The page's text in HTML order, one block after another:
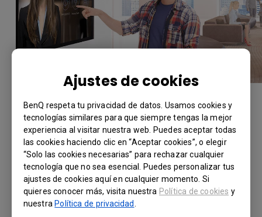
Ajustes de cookies
BenQ respeta tu privacidad de datos. Usamos cookies y
tecnologías similares para que siempre tengas la mejor
experiencia al visitar nuestra web. Puedes aceptar todas
las cookies haciendo clic en “Aceptar cookies”, o elegir
“Solo las cookies necesarias” para rechazar cualquier
tecnología que no sea esencial. Puedes personalizar tus
ajustes de cookies aquí en cualquier momento. Si
quieres conocer más, visita nuestra Política de cookies y
nuestraPolítica de privacidad
Funcionamiento Ininterrumpido 24/7
Una increíble vida útil de 50,000 horas que se
traduce en años de servicio de señalización
continua y un rendimiento confiable de nivel
industrial a un precio más económico que los
modelos para el consumo.